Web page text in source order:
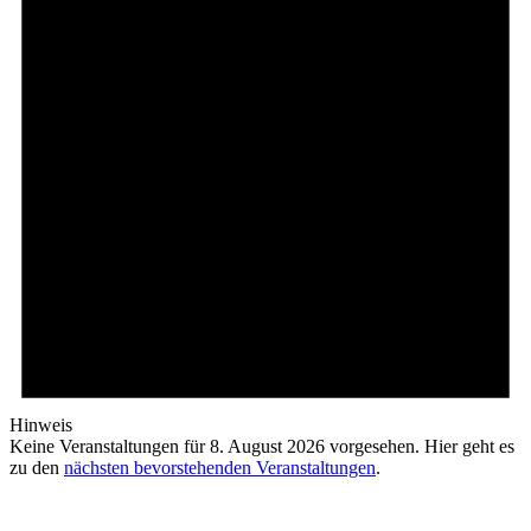
Hinweis
Keine Veranstaltungen für 8. August 2026 vorgesehen. Hier geht es
zu den nächsten bevorstehenden Veranstaltungen.